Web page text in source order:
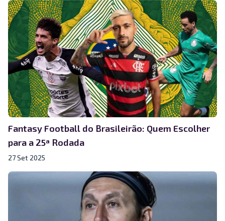
Fantasy Football do Brasileirão: Quem Escolher
para a 25ª Rodada
27 Set 2025